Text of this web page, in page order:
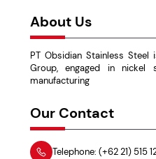
transfer
payment
for
other
About Us
PT Obsidian Stainless
Group, engaged in nickel
manufacturing
Our Contact
Telephone: (+62 21) 515